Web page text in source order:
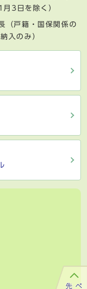
3日を除く）
（戸籍・国保関係の
入のみ）